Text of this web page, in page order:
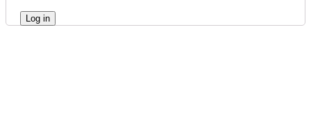
Log in